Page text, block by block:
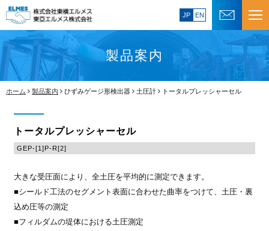
JP EN
製品案内
ホーム 製品案内 ひずみゲージ形検出器 土圧計 トータルプレッシャーセル
トータルプレッシャーセル
GEP-[1]P-R[2]
大きな受圧面により、全土圧を平均的に測定できます。
■シールド工法のセグメント表面に合わせた曲率をつけて、土圧・裏
込め圧等の測定
■フィルダムの堤体における土圧測定